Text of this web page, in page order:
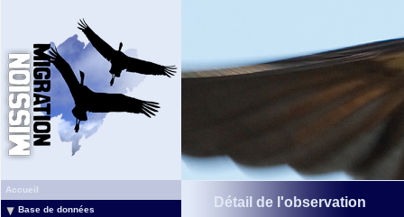
Accueil
Base de données
Détail de l'observation